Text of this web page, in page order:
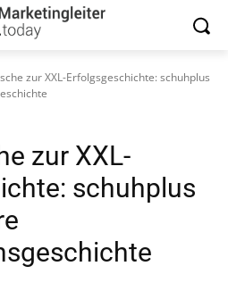
zur XXL-Erfolgsgeschichte: schuhplus
zur XXL-
schuhplus